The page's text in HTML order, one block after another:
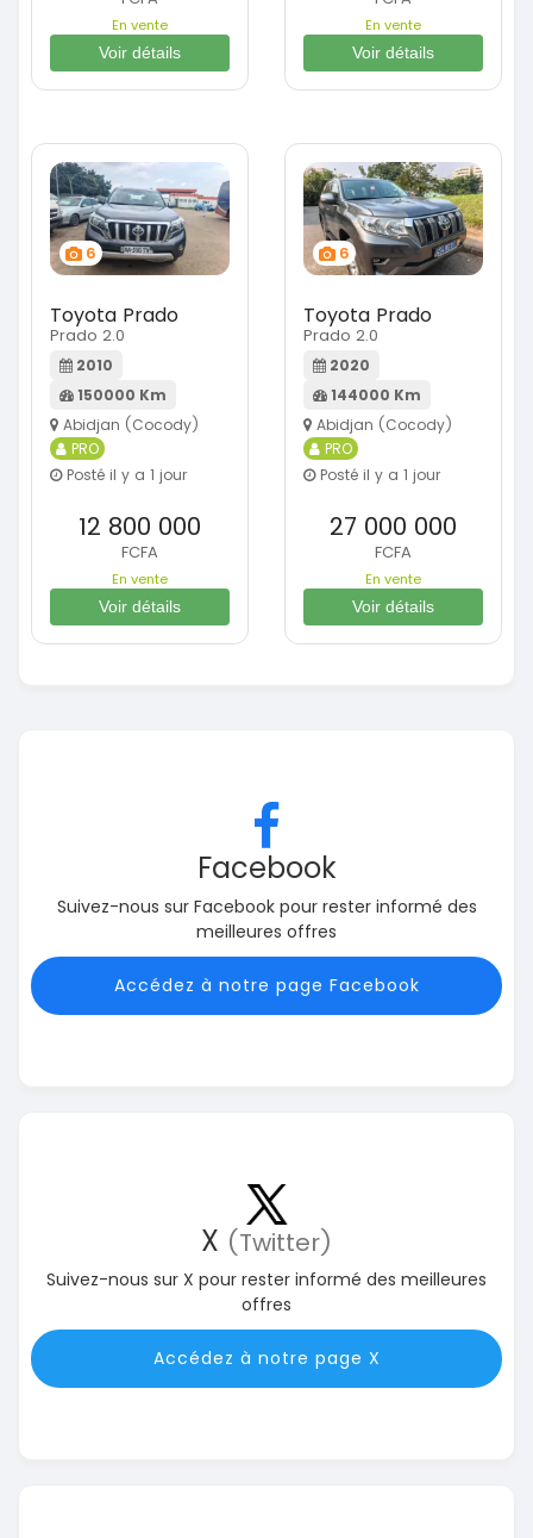
En vente
Voir détails
En vente
Voir détails
6
Toyota Prado
Prado 2.0
2010
150000 Km
Abidjan (Cocody)
PRO
Posté il y a 1 jour
12 800 000
FCFA
En vente
Voir détails
6
Toyota Prado
Prado 2.0
2020
144000 Km
Abidjan (Cocody)
PRO
Posté il y a 1 jour
27 000 000
FCFA
En vente
Voir détails
Facebook
Suivez-nous sur Facebook pour rester informé des
meilleures offres
Accédez à notre page Facebook
X (Twitter)
Suivez-nous sur X pour rester informé des meilleures
offres
Accédez à notre page X